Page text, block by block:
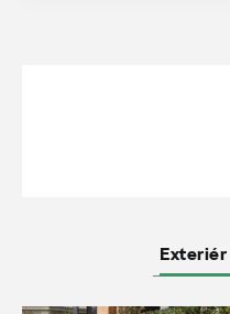
Exteriér